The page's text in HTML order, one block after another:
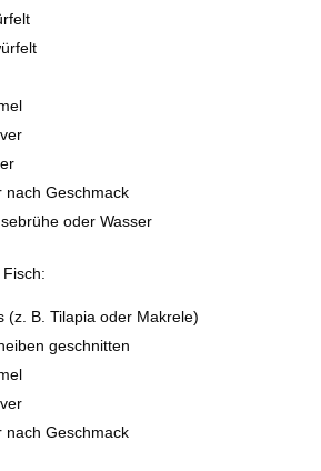
nach Geschmack
oder Wasser
(z. B. Tilapia oder Makrele)
geschnitten
nach Geschmack